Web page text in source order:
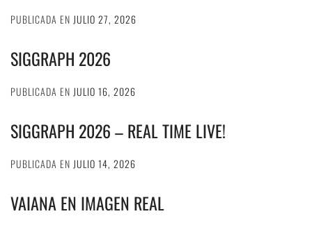
PUBLICADA EN JULIO 27, 2026
SIGGRAPH 2026
PUBLICADA EN JULIO 16, 2026
SIGGRAPH 2026 – REAL TIME LIVE!
PUBLICADA EN JULIO 14, 2026
VAIANA EN IMAGEN REAL